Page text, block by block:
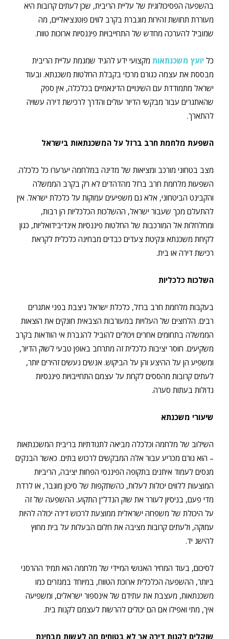
בהשפעה הפסיכולוגית של עליית הריבית, שכן לעתים קרובות היא
מעוררת תחושת זהירות מוגברת בקרב לווים פוטנציאליים, מה
שמוביל להערכה מחדש של התחייבויות פיננסיות ארוכות טווח.
כל יועץ משכנתאות מקצועי ידע להגיד שמגמת עליית הריבית
מבססת את עצמה כגורם מרכזי בקבלת החלטות משכנתא. ובעוד
ישראל מתמודדת עם השינויים הדינאמיים בכלכלה, אין ספק
שהאתגרים עבור מבקשי הדיור עולים והדרך לרכישת דירה עשויה
להתארך.
השפעת מלחמת חרב ברזל על המשכנתאות בישראל
מצב בטחוני מורכב ומציאות של מדינה במלחמה יערערו כל כלכלה.
השפעות מלחמת חרב ברזל מהדהדים לא רק בקרב הממשלה
והקבינט הביטחוני, אלא גם משפיעים עמוקות על כלכלת ישראל. אין
להתעלם מכך שעבור ישראל, ההשלכות הכלכליות הן רבות,
ומחלחלות אל המורכבות של החלטות פיננסיות אינדיבידואליות, כגון
לקיחת משכנתא ונקיטת צעדים כבדים מבחינה כלכלית לקראת
רכישת דירה או בית.
השלכות כלכליות
בעקבות מלחמת חרב ברזל, כלכלת ישראל ניצבת בפני אתגרים
רבים. הלחצים של העלויות במעורבות הצבאית חונקים את הוצאות
הממשלה בתחומים אחרים ויכולים להוביל להגברת אי הוודאות בקרב
משקיעים. חוסר יציבות כלכלית זה מתרחב באופן טבעי לשוק הדיור,
ומשפיע הן על ההיצע והן על הביקוש. אנשים נעשים זהירים יותר,
לעתים קרובות מהססים לקחת על עצמם התחייבויות פיננסיות
גדולות בעתות סערה.
שיעורי משכנתא
השילוב של מלחמה וכלכלה מביאה לתנודתיות בריבית המשכנתאות
– הוא גורם מכריע עבור אלה המבקשים לרכוש בתים. כאשר הבנקים
מנסים לעמוד איתנים בתקופה הפיננסי הפחות יציבה, הריביות
המוצעות ללווים יכולות לעלות, כהשתקפות של סיכון מוגבר, או לרדת
מדי פעם, בניסיון לעורר את שוק הנדל”ן התקוע. ההשפעה של זה
על היכולת של משפחה ישראלית ממוצעת לרכוש דירה יכולה להיות
עמוקה, ולעתים קרובות מציבה את חלום הבעלות על בית מחוץ
להישג יד.
לסיכום, בעוד המחיר האנושי המיידי של מלחמה הוא תמיד ההרסני
ביותר, ההשפעה הכלכלית ארוכת הטווח, במיוחד במגזרים כמו
משכנתאות, מעצבת את עתידם של אינספור ישראלים, ומשפיעה
איך, מתי ואפילו אם הם יכולים להרשות לעצמם לקנות בית.
שוקלים לקנות דירה אך לא בטוחים מה לעשות מבחינת